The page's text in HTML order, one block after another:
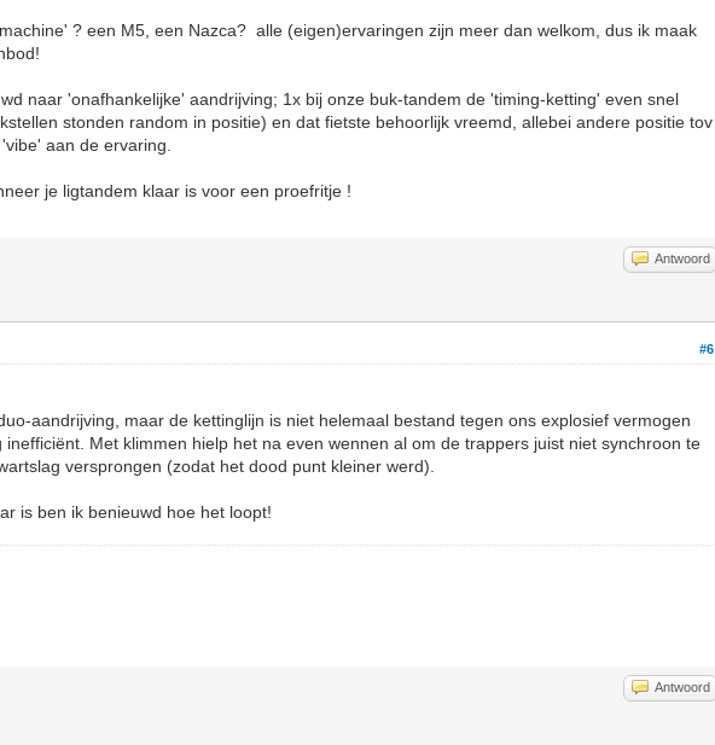
? een M5, een Nazca? alle (eigen)ervaringen zijn meer dan welkom, dus ik maak
naar 'onafhankelijke' aandrijving; 1x bij onze buk-tandem de 'timing-ketting' even snel
stonden random in positie) en dat fietste behoorlijk vreemd, allebei andere positie tov
aan de ervaring.
je ligtandem klaar is voor een proefritje !
Antwoord
#6
aandrijving, maar de kettinglijn is niet helemaal bestand tegen ons explosief vermogen
inefficiënt. Met klimmen hielp het na even wennen al om de trappers juist niet synchroon te
versprongen (zodat het dood punt kleiner werd).
is ben ik benieuwd hoe het loopt!
Antwoord